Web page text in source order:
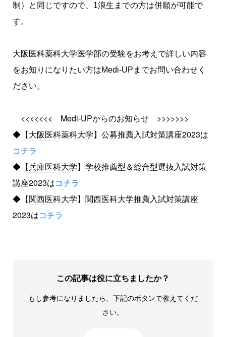
制）と同じですので、1浪生までの方は併願が可能で
す。
大阪医科薬科大学医学部の受験をお考えで詳しい内容
をお知りになりたい方はMedi-UPまでお問い合わせく
ださい。
<<<<<<< Medi-UPからのお知らせ >>>>>>>
◆【大阪医科薬科大学】 公募推薦入試対策講座2023は
コチラ
◆【兵庫医科大学】学校推薦型＆総合型選抜入試対策
講座2023はコチラ
◆【関西医科大学】 関西医科大学推薦入試対策講座
2023はコチラ
この記事は役に立ちましたか？
もし参考になりましたら、下記のボタンで教えてくだ
さい。